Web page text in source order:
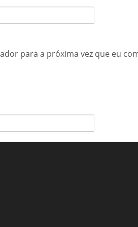
para a próxima vez que eu